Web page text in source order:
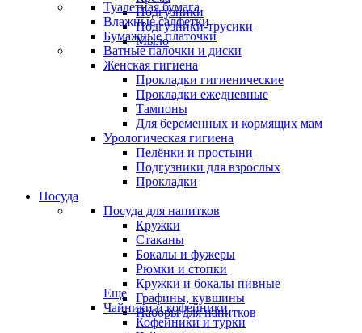
Подгузники
Подгузники-трусики
Мыло
Туалетная бумага
Влажные салфетки
Бумажные платочки
Ватные палочки и диски
Женская гигиена
Прокладки гигиенические
Прокладки ежедневные
Тампоны
Для беременных и кормящих мам
Урологическая гигиена
Пелёнки и простыни
Подгузники для взрослых
Прокладки
Посуда
Посуда для напитков
Кружки
Стаканы
Бокалы и фужеры
Рюмки и стопки
Кружки и бокалы пивные
Графины, кувшины
Наборы для напитков
Еще
Чайники и кофейники
Кофейники и турки